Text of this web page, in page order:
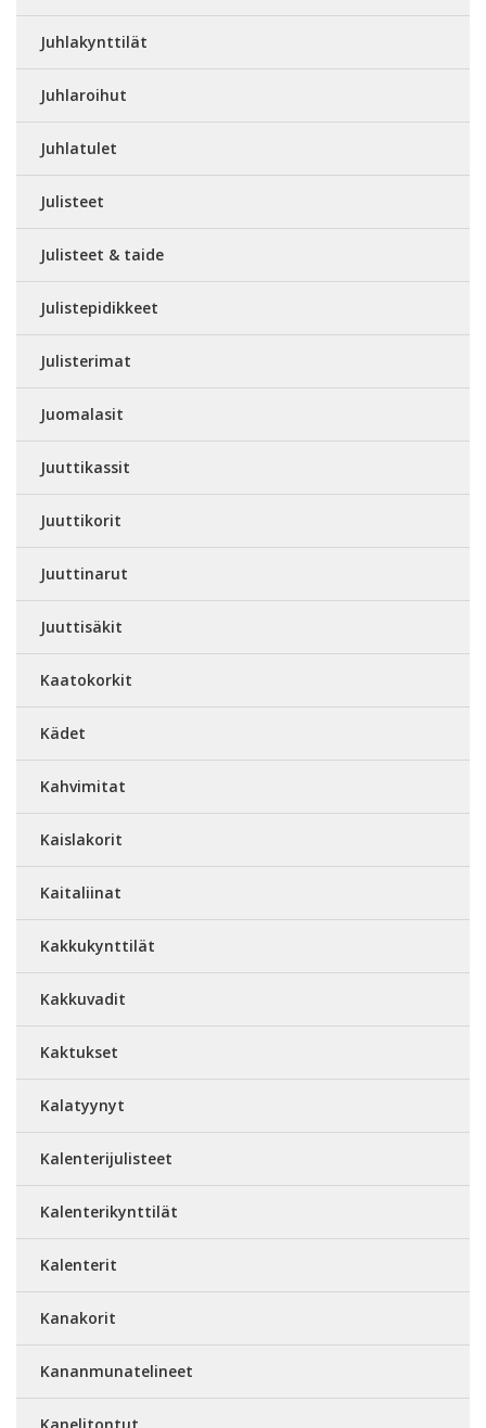
Juhlakynttilät
Juhlaroihut
Juhlatulet
Julisteet
Julisteet & taide
Julistepidikkeet
Julisterimat
Juomalasit
Juuttikassit
Juuttikorit
Juuttinarut
Juuttisäkit
Kaatokorkit
Kädet
Kahvimitat
Kaislakorit
Kaitaliinat
Kakkukynttilät
Kakkuvadit
Kaktukset
Kalatyynyt
Kalenterijulisteet
Kalenterikynttilät
Kalenterit
Kanakorit
Kananmunatelineet